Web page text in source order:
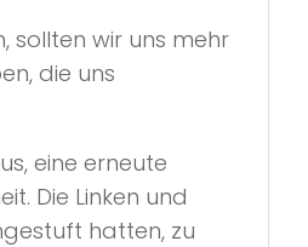
sollten wir uns mehr
die uns
eine erneute
Die Linken und
hatten, zu